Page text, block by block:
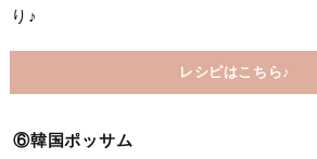
り♪
レシピはこちら♪
⑥韓国ポッサム